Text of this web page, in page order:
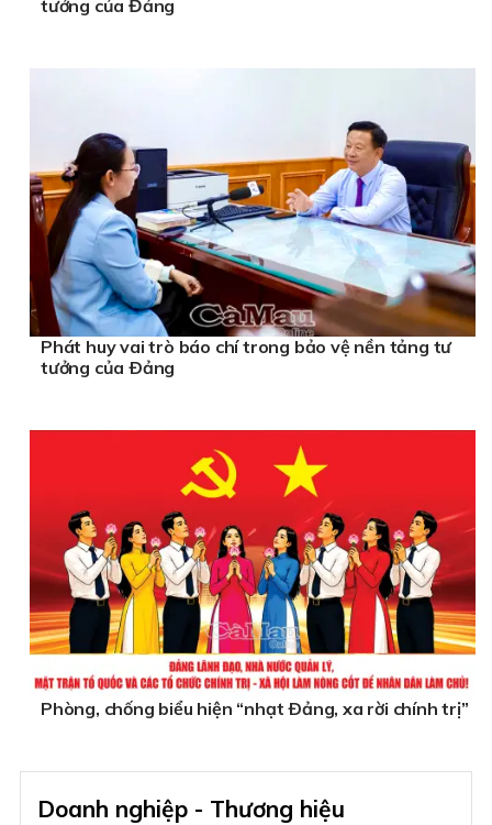
tưởng của Đảng
Phát huy vai trò báo chí trong bảo vệ nền tảng tư
tưởng của Ðảng
Phòng, chống biểu hiện “nhạt Ðảng, xa rời chính trị”
Doanh nghiệp - Thương hiệu